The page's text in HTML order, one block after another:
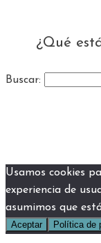
¿Qué
Buscar:
Usamos cookies
experiencia de
asumimos que
Aceptar Política de